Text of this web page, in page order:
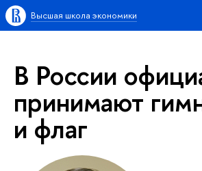
Высшая школа экономики
В России
принимают
и флаг